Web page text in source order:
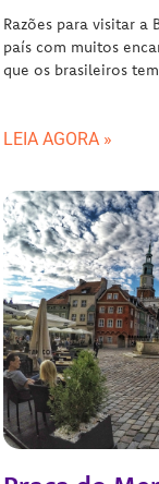
Razões para visitar a
país com muitos
que os brasileiros
LEIA AGORA »